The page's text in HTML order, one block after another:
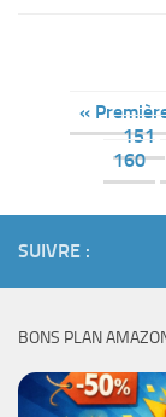
«
151
160
SUIVRE :
BONS PLAN